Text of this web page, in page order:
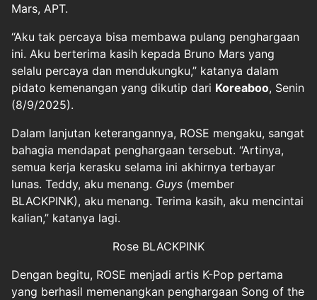
Mars, APT.
“Aku tak percaya bisa membawa pulang penghargaan
ini. Aku berterima kasih kepada Bruno Mars yang
selalu percaya dan mendukungku,” katanya dalam
pidato kemenangan yang dikutip dari Koreaboo, Senin
(8/9/2025).
Dalam lanjutan keterangannya, ROSE mengaku, sangat
bahagia mendapat penghargaan tersebut. “Artinya,
semua kerja kerasku selama ini akhirnya terbayar
lunas. Teddy, aku menang. Guys (member
BLACKPINK), aku menang. Terima kasih, aku mencintai
kalian,” katanya lagi.
Rose BLACKPINK
Dengan begitu, ROSE menjadi artis K-Pop pertama
yang berhasil memenangkan penghargaan Song of the